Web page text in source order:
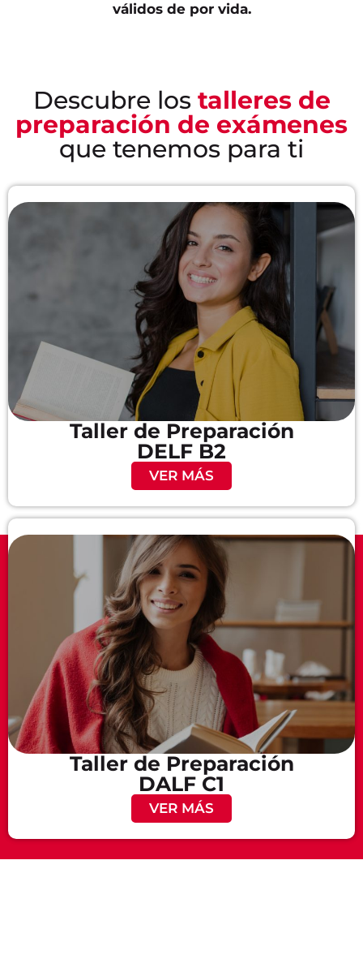
válidos de por vida.
Descubre los talleres de
preparación de exámenes
que tenemos para ti
Taller de Preparación
DELF B2
VER MÁS
Taller de Preparación
DALF C1
VER MÁS